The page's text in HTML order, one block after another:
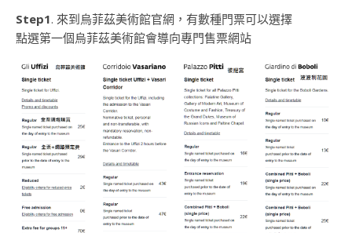
Step1. 來到烏菲茲美術館官網，有數種門票可以選擇
點選第一個烏菲茲美術館會導向專門售票網站